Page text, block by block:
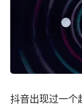
抖音出现过一个